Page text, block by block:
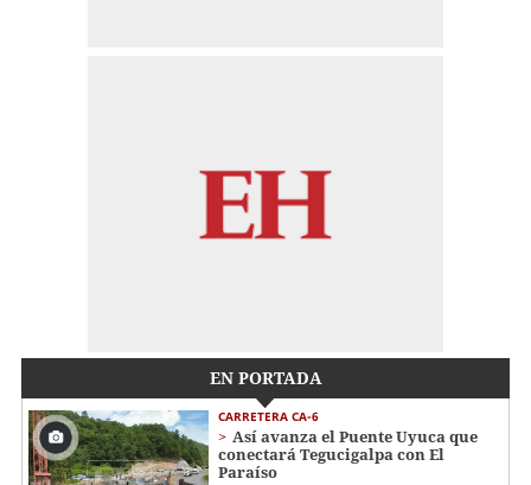
EN PORTADA
CARRETERA CA-6
Así avanza el Puente Uyuca que
conectará Tegucigalpa con El
Paraíso